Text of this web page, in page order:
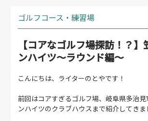
ゴルフコース・練習場
【コアなゴルフ場探訪！？
ンハイツ～ラウンド編～
こんにちは、ライターのとやです！
前回はコアすぎるゴルフ場、岐阜県多治
ンハイツのクラブハウスまで紹介してきま